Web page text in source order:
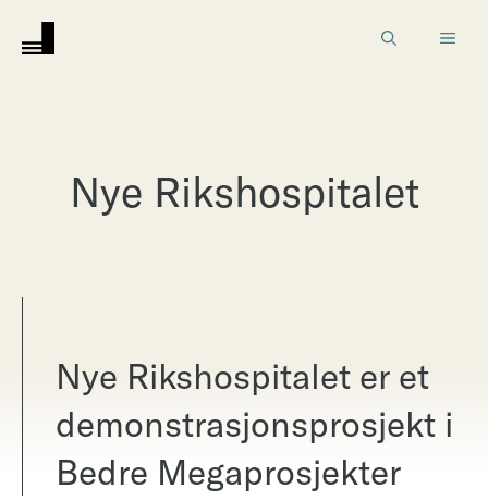
Nye Rikshospitalet
Nye Rikshospitalet er et
demonstrasjonsprosjekt i
Bedre Megaprosjekter